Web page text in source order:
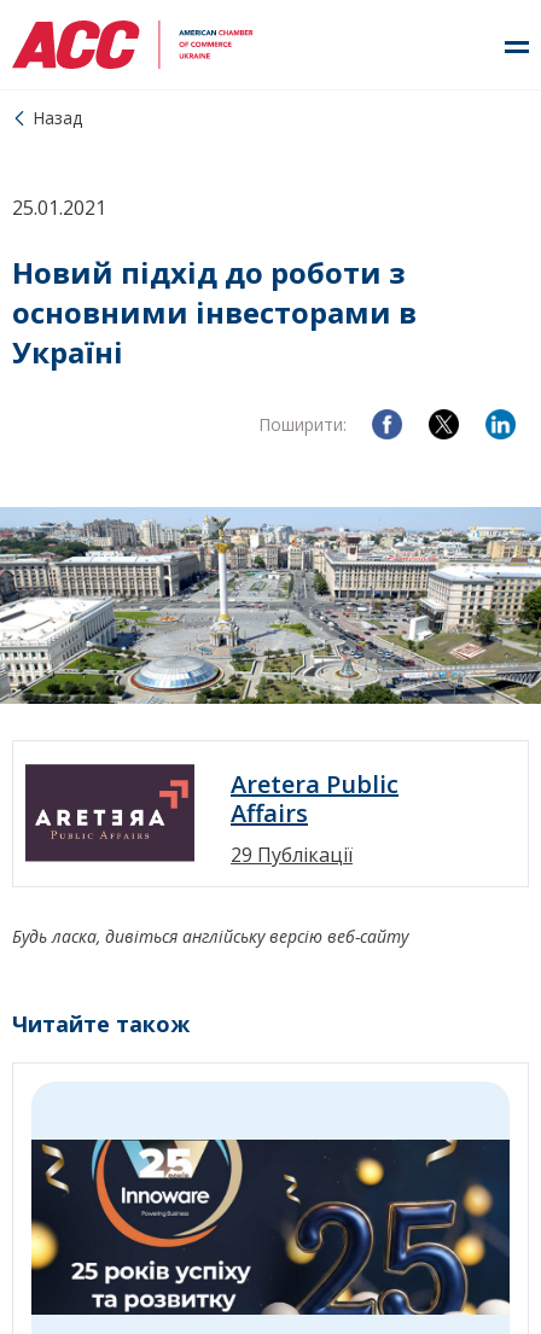
Назад
25.01.2021
Новий підхід до роботи з
основними інвесторами в
Україні
Поширити:
Aretera Public
Affairs
29 Публікації
Будь ласка, дивіться англійську версію веб-сайту
Читайте також